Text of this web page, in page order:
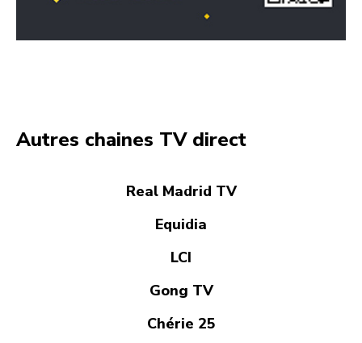
Autres chaines TV direct
Real Madrid TV
Equidia
LCI
Gong TV
Chérie 25